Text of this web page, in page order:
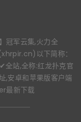
冠军云集,火力全
以下简称：
站,全称:红龙扑克官
,安卓和苹果版客户端
最新下载